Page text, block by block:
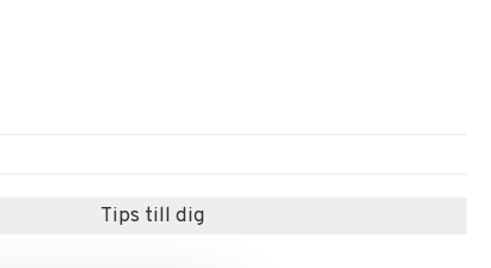
Tips till dig